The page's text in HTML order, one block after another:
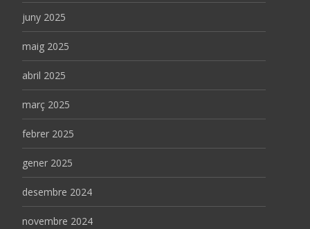
juny 2025
maig 2025
abril 2025
març 2025
febrer 2025
gener 2025
desembre 2024
novembre 2024